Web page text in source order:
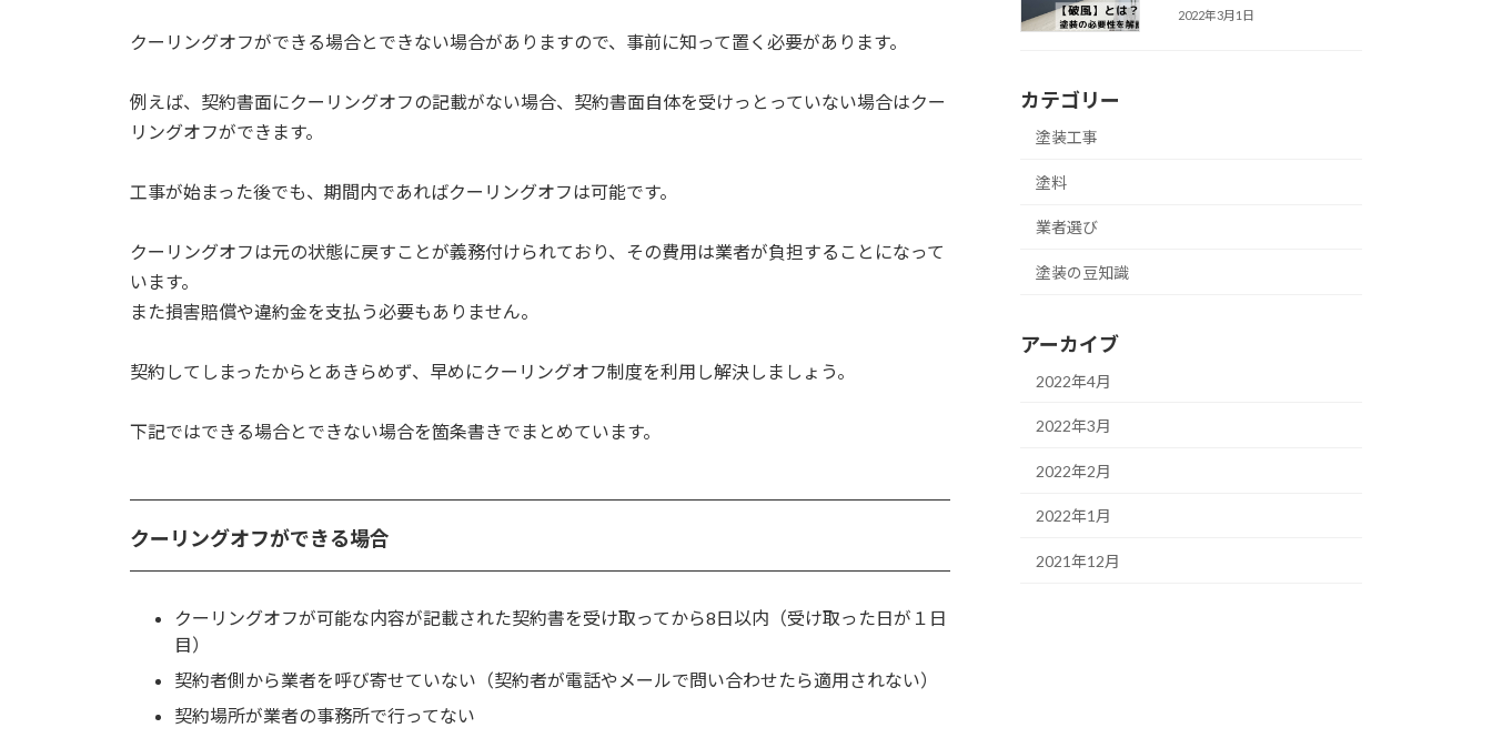
クーリングオフができる場合とできない場合がありますので、事前に知って置く必要があります。
例えば、契約書面にクーリングオフの記載がない場合、契約書面自体を受けっとっていない場合はクー
リングオフができます。
工事が始まった後でも、期間内であればクーリングオフは可能です。
クーリングオフは元の状態に戻すことが義務付けられており、その費用は業者が負担することになって
います。
また損害賠償や違約金を支払う必要もありません。
契約してしまったからとあきらめず、早めにクーリングオフ制度を利用し解決しましょう。
下記ではできる場合とできない場合を箇条書きでまとめています。
クーリングオフができる場合
クーリングオフが可能な内容が記載された契約書を受け取ってから8日以内（受け取った日が１日
目）
契約者側から業者を呼び寄せていない（契約者が電話やメールで問い合わせたら適用されない）
契約場所が業者の事務所で行ってない
2022年3月1日
カテゴリー
塗装工事
塗料
業者選び
塗装の豆知識
アーカイブ
2022年4月
2022年3月
2022年2月
2022年1月
2021年12月